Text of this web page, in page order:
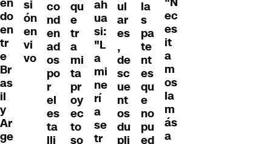
do
en
tr
e
Br
as
il
y
Ar
ge
si
ón
en
vi
vo
co
nd
en
ad
os
po
r
el
es
ta
lli
qu
e
tr
a
mi
ta
pr
oy
ec
to
so
ah
ua
si:
"L
a
mi
ne
rí
a
se
tr
ul
ar
es
,
de
sc
ue
nt
os
du
pli
la
s
pa
te
nt
es
qu
e
no
pu
ed
ec
es
it
a
m
os
la
m
ás
a